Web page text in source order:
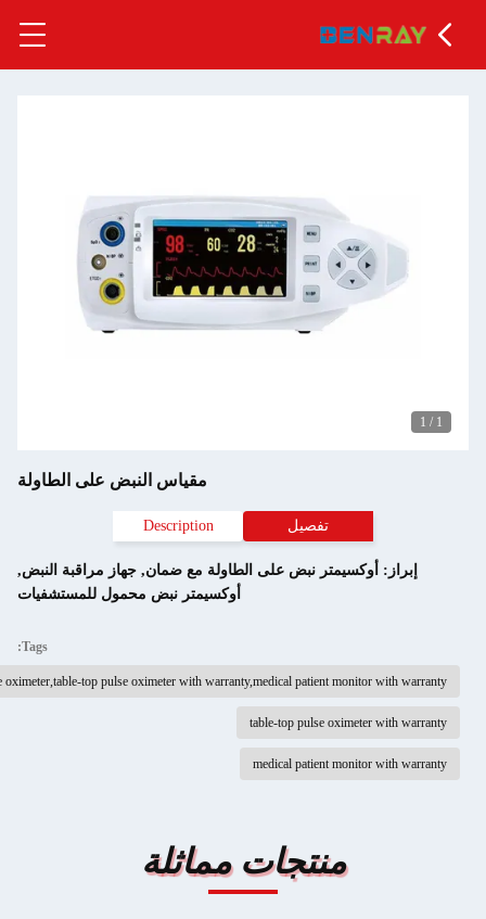
مقياس النبض على الطاولة
Description
نبض على الطاولة مع ضمان , جهاز مراقبة النبض ,
أوكسيمتر نبض محمول للمستشفيات
patient monitor pulse oximeter,table-top pulse oximeter with warranty,medical patient
table-top pulse
medical patient
منتجات مماثلة